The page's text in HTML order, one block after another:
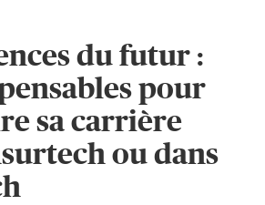
du futur :
pour
sa carrière
ou dans